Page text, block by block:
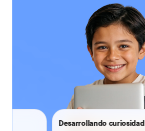
Desarrollando curiosidad